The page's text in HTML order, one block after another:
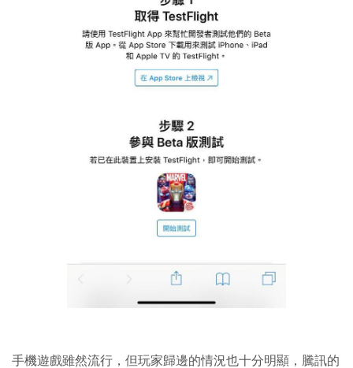
手機遊戲雖然流行，但玩家歸邊的情況也十分明顯，騰訊的